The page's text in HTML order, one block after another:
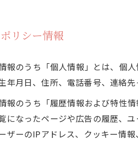
リシー情報
報のうち「個人情報」とは、個
年月日、住所、電話番号、連絡
報のうち「履歴情報および特性
になったページや広告の履歴、
ザーのIPアドレス、クッキー情